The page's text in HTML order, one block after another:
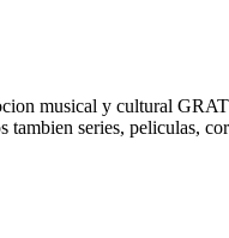
musical y cultural
tambien series, peliculas,